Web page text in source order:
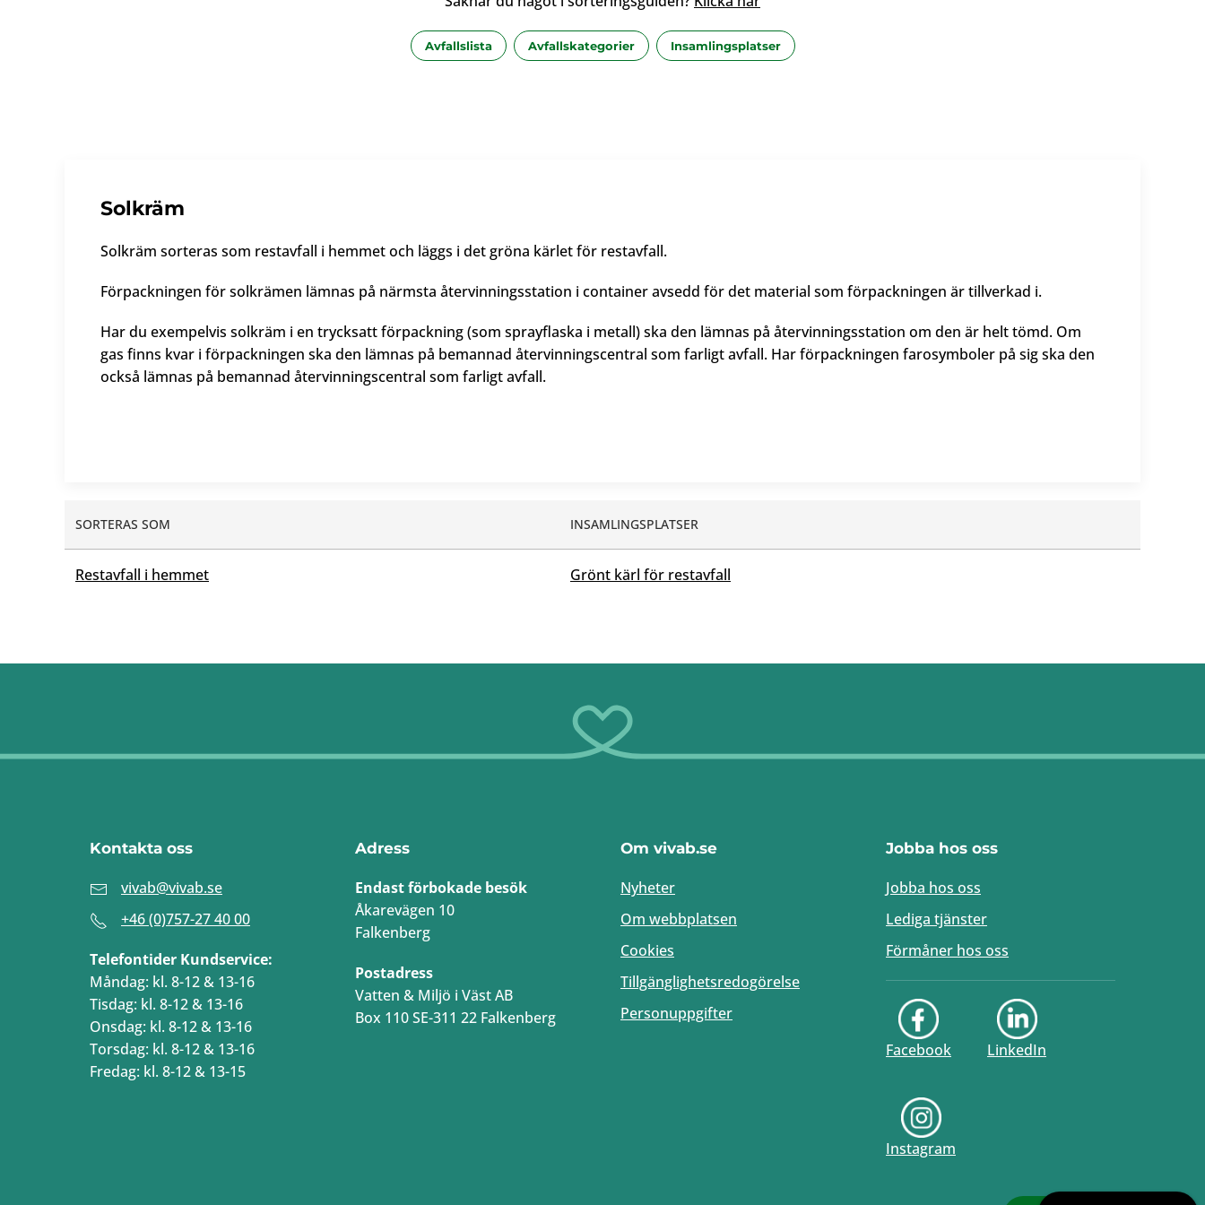
Avfallslista Avfallskategorier Insamlingsplatser
Solkräm
Solkräm sorteras som restavfall i hemmet och läggs i det gröna kärlet för restavfall.
Förpackningen för solkrämen lämnas på närmsta återvinningsstation i container avsedd för det material som förpackningen är tillverkad i.
Har du exempelvis solkräm i en trycksatt förpackning (som sprayflaska i metall) ska den lämnas på återvinningsstation om den är helt tömd. Om
gas finns kvar i förpackningen ska den lämnas på bemannad återvinningscentral som farligt avfall. Har förpackningen farosymboler på sig ska den
också lämnas på bemannad återvinningscentral som farligt avfall.
SORTERAS SOM INSAMLINGSPLATSER
Restavfall i hemmet Grönt kärl för restavfall
Kontakta oss
vivab@vivab.se
+46 (0)757-27 40 00
Telefontider Kundservice:
Måndag: kl. 8-12 & 13-16
Tisdag: kl. 8-12 & 13-16
Onsdag: kl. 8-12 & 13-16
Torsdag: kl. 8-12 & 13-16
Fredag: kl. 8-12 & 13-15
Adress
Endast förbokade besök
Åkarevägen 10
Falkenberg
Postadress
Vatten & Miljö i Väst AB
Box 110 SE-311 22 Falkenberg
Om vivab.se
Nyheter
Om webbplatsen
Cookies
Tillgänglighetsredogörelse
Personuppgifter
Jobba hos oss
Jobba hos oss
Lediga tjänster
Förmåner hos oss
Facebook LinkedIn
Instagram